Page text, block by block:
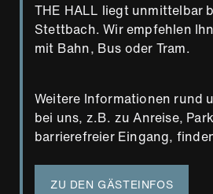
THE HALL liegt unmittelbar
Stettbach. Wir empfehlen
mit Bahn, Bus oder Tram.
Weitere Informationen rund
bei uns, z.B. zu Anreise,
barrierefreier Eingang,
ZU DEN GÄSTEINFOS